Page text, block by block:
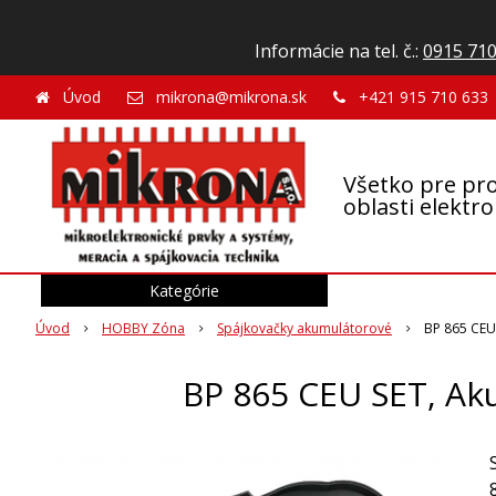
Informácie na tel. č.: 0915
Všetko pre
oblasti
Úvod mikrona@mikrona.sk +421 915 710 633
Úvod HOBBY Zóna Spájkovačky akumulátorové BP 865
BP 865 CEU SET,
Kategórie